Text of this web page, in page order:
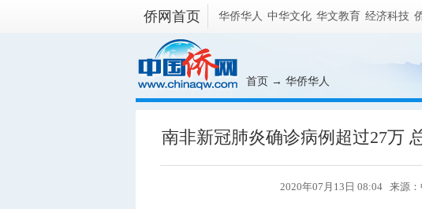
侨网首页 华侨华人 中华文化 华文教育 经济科技
首页 → 华侨华人
南非新冠肺炎确诊病例超过27万
2020年07月13日 08:04 来源